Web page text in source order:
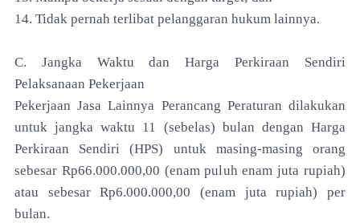
14. Tidak pernah terlibat pelanggaran hukum lainnya.
C. Jangka Waktu dan Harga Perkiraan Sendiri
Pelaksanaan Pekerjaan
Pekerjaan Jasa Lainnya Perancang Peraturan dilakukan
untuk jangka waktu 11 (sebelas) bulan dengan Harga
Perkiraan Sendiri (HPS) untuk masing-masing orang
sebesar Rp66.000.000,00 (enam puluh enam juta rupiah)
atau sebesar Rp6.000.000,00 (enam juta rupiah) per
bulan.